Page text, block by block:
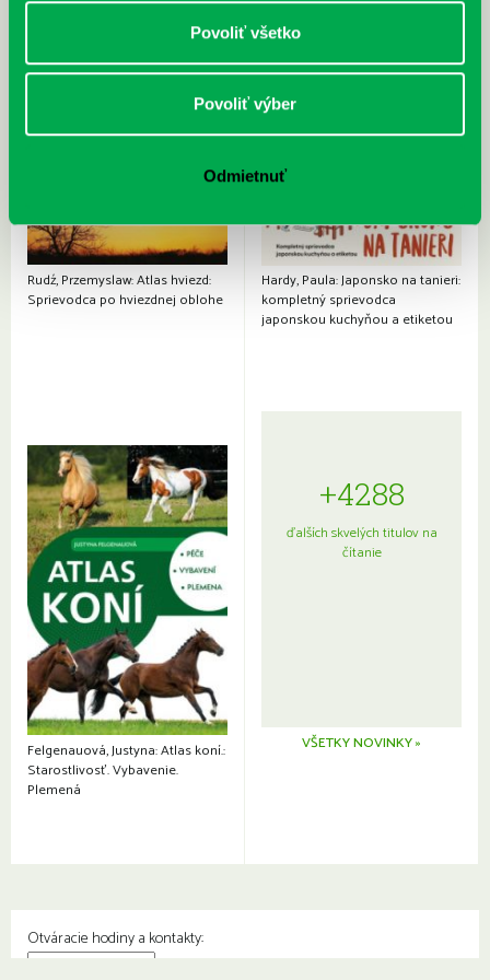
Povoliť všetko
Povoliť výber
Odmietnuť
Rudź, Przemyslaw: Atlas hviezd:
Sprievodca po hviezdnej oblohe
Hardy, Paula: Japonsko na tanieri:
kompletný sprievodca
japonskou kuchyňou a etiketou
Felgenauová, Justyna: Atlas koní.:
Starostlivosť. Vybavenie.
Plemená
+4288
ďalších skvelých titulov na
čítanie
VŠETKY NOVINKY »
Otváracie hodiny a kontakty: